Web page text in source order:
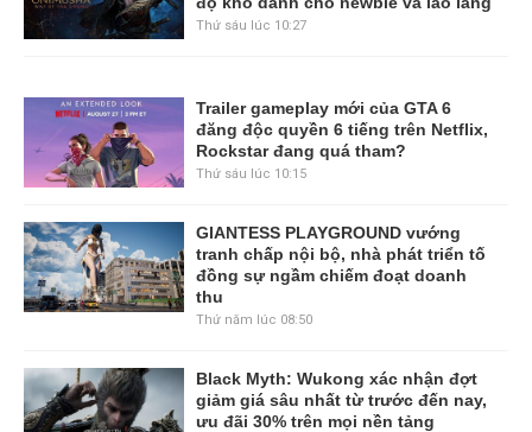
Thứ sáu lúc 10:27
Trailer gameplay mới của GTA 6
đăng độc quyền 6 tiếng trên Netflix,
Rockstar đang quá tham?
Thứ sáu lúc 10:15
GIANTESS PLAYGROUND vướng
tranh chấp nội bộ, nhà phát triển tố
đồng sự ngầm chiếm đoạt doanh
thu
Thứ năm lúc 08:50
Black Myth: Wukong xác nhận đợt
giảm giá sâu nhất từ trước đến nay,
ưu đãi 30% trên mọi nền tảng